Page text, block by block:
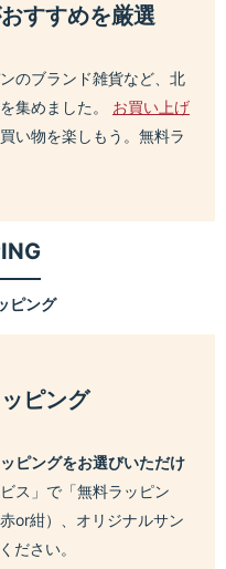
すすめを厳選
のブランド雑貨など、北
集めました。 お買い上げ
い物を楽しもう。無料ラ
ピング
ピング
ピングをお選びいただけ
ス」で「無料ラッピン
or紺）、オリジナルサン
ださい。